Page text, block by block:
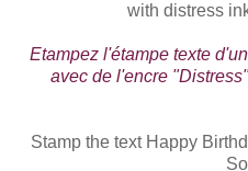
with distress
Etampez l'étampe texte
avec de l'encre
Stamp the text Happy